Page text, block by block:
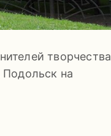
творчества
на